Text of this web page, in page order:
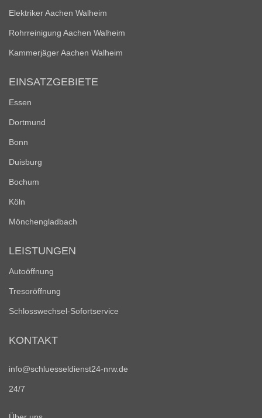
Elektriker Aachen Walheim
Rohrreinigung Aachen Walheim
Kammerjäger Aachen Walheim
EINSATZGEBIETE
Essen
Dortmund
Bonn
Duisburg
Bochum
Köln
Mönchengladbach
LEISTUNGEN
Autoöffnung
Tresoröffnung
Schlosswechsel-Sofortservice
KONTAKT
info@schluesseldienst24-nrw.de
24/7